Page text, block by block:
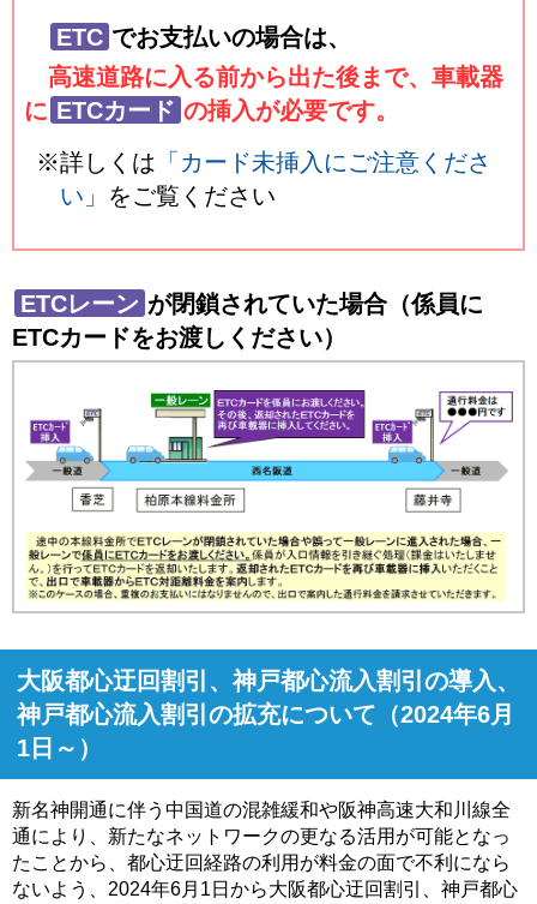
ETC でお支払いの場合は、
高速道路に入る前から出た後まで、車載器
に ETCカード の挿入が必要です。
※詳しくは 「カード未挿入にご注意くださ
い」 をご覧ください
ETCレーン が閉鎖されていた場合（係員に
ETCカードをお渡しください）
大阪都心迂回割引、神戸都心流入割引の導入、
神戸都心流入割引の拡充について（2024年6月
1日～）
新名神開通に伴う中国道の混雑緩和や阪神高速大和川線全
通により、新たなネットワークの更なる活用が可能となっ
たことから、都心迂回経路の利用が料金の面で不利になら
ないよう、2024年6月1日から大阪都心迂回割引、神戸都心